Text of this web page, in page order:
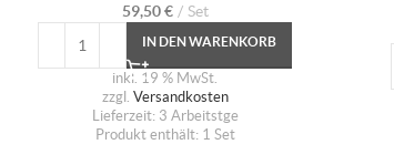
59,50€ Set
IN DEN WARENKORB
inkl. 19 % MwSt.
zzgl. Versandkosten
Lieferzeit: 3 Arbeitstge
Produkt enthält: 1 Set